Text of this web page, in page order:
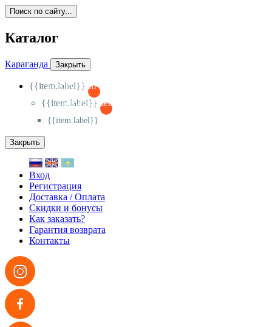
Поиск по сайту...
Каталог
Караганда Закрыть
{{item.label}}
{{activeItem==item.id?'-
{{item.label}}
{{activeSubitem==item.id?'-
{{item.label}}
Закрыть
Вход
Регистрация
Доставка / Оплата
Скидки и бонусы
Как заказать?
Гарантия возврата
Контакты